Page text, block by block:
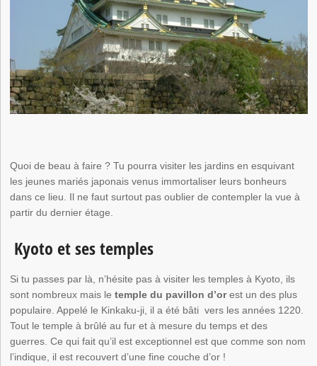
Quoi de beau à faire ? Tu pourra visiter les jardins en esquivant
les jeunes mariés japonais venus immortaliser leurs bonheurs
dans ce lieu. Il ne faut surtout pas oublier de contempler la vue à
partir du dernier étage.
Kyoto et ses temples
Si tu passes par là, n’hésite pas à visiter les temples à Kyoto, ils
sont nombreux mais le temple du pavillon d’orest un des plus
populaire. Appelé le Kinkaku-ji, il a été bâti vers les années 1220.
Tout le temple à brûlé au fur et à mesure du temps et des
guerres. Ce qui fait qu’il est exceptionnel est que comme son nom
l’indique, il est recouvert d’une fine couche d’or !